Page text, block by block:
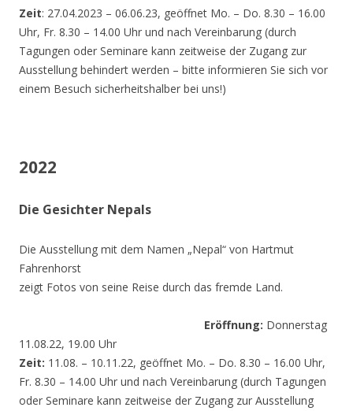
Zeit: 27.04.2023 – 06.06.23, geöffnet Mo. – Do. 8.30 – 16.00
Uhr, Fr. 8.30 – 14.00 Uhr und nach Vereinbarung (durch
Tagungen oder Seminare kann zeitweise der Zugang zur
Ausstellung behindert werden – bitte informieren Sie sich vor
einem Besuch sicherheitshalber bei uns!)
2022
Die Gesichter Nepals
Die Ausstellung mit dem Namen „Nepal“ von Hartmut
Fahrenhorst
zeigt Fotos von seine Reise durch das fremde Land.
Eröffnung: Donnerstag
11.08.22, 19.00 Uhr
Zeit: 11.08. – 10.11.22, geöffnet Mo. – Do. 8.30 – 16.00 Uhr,
Fr. 8.30 – 14.00 Uhr und nach Vereinbarung (durch Tagungen
oder Seminare kann zeitweise der Zugang zur Ausstellung